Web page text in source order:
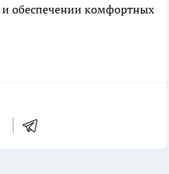
и обеспечении комфортных